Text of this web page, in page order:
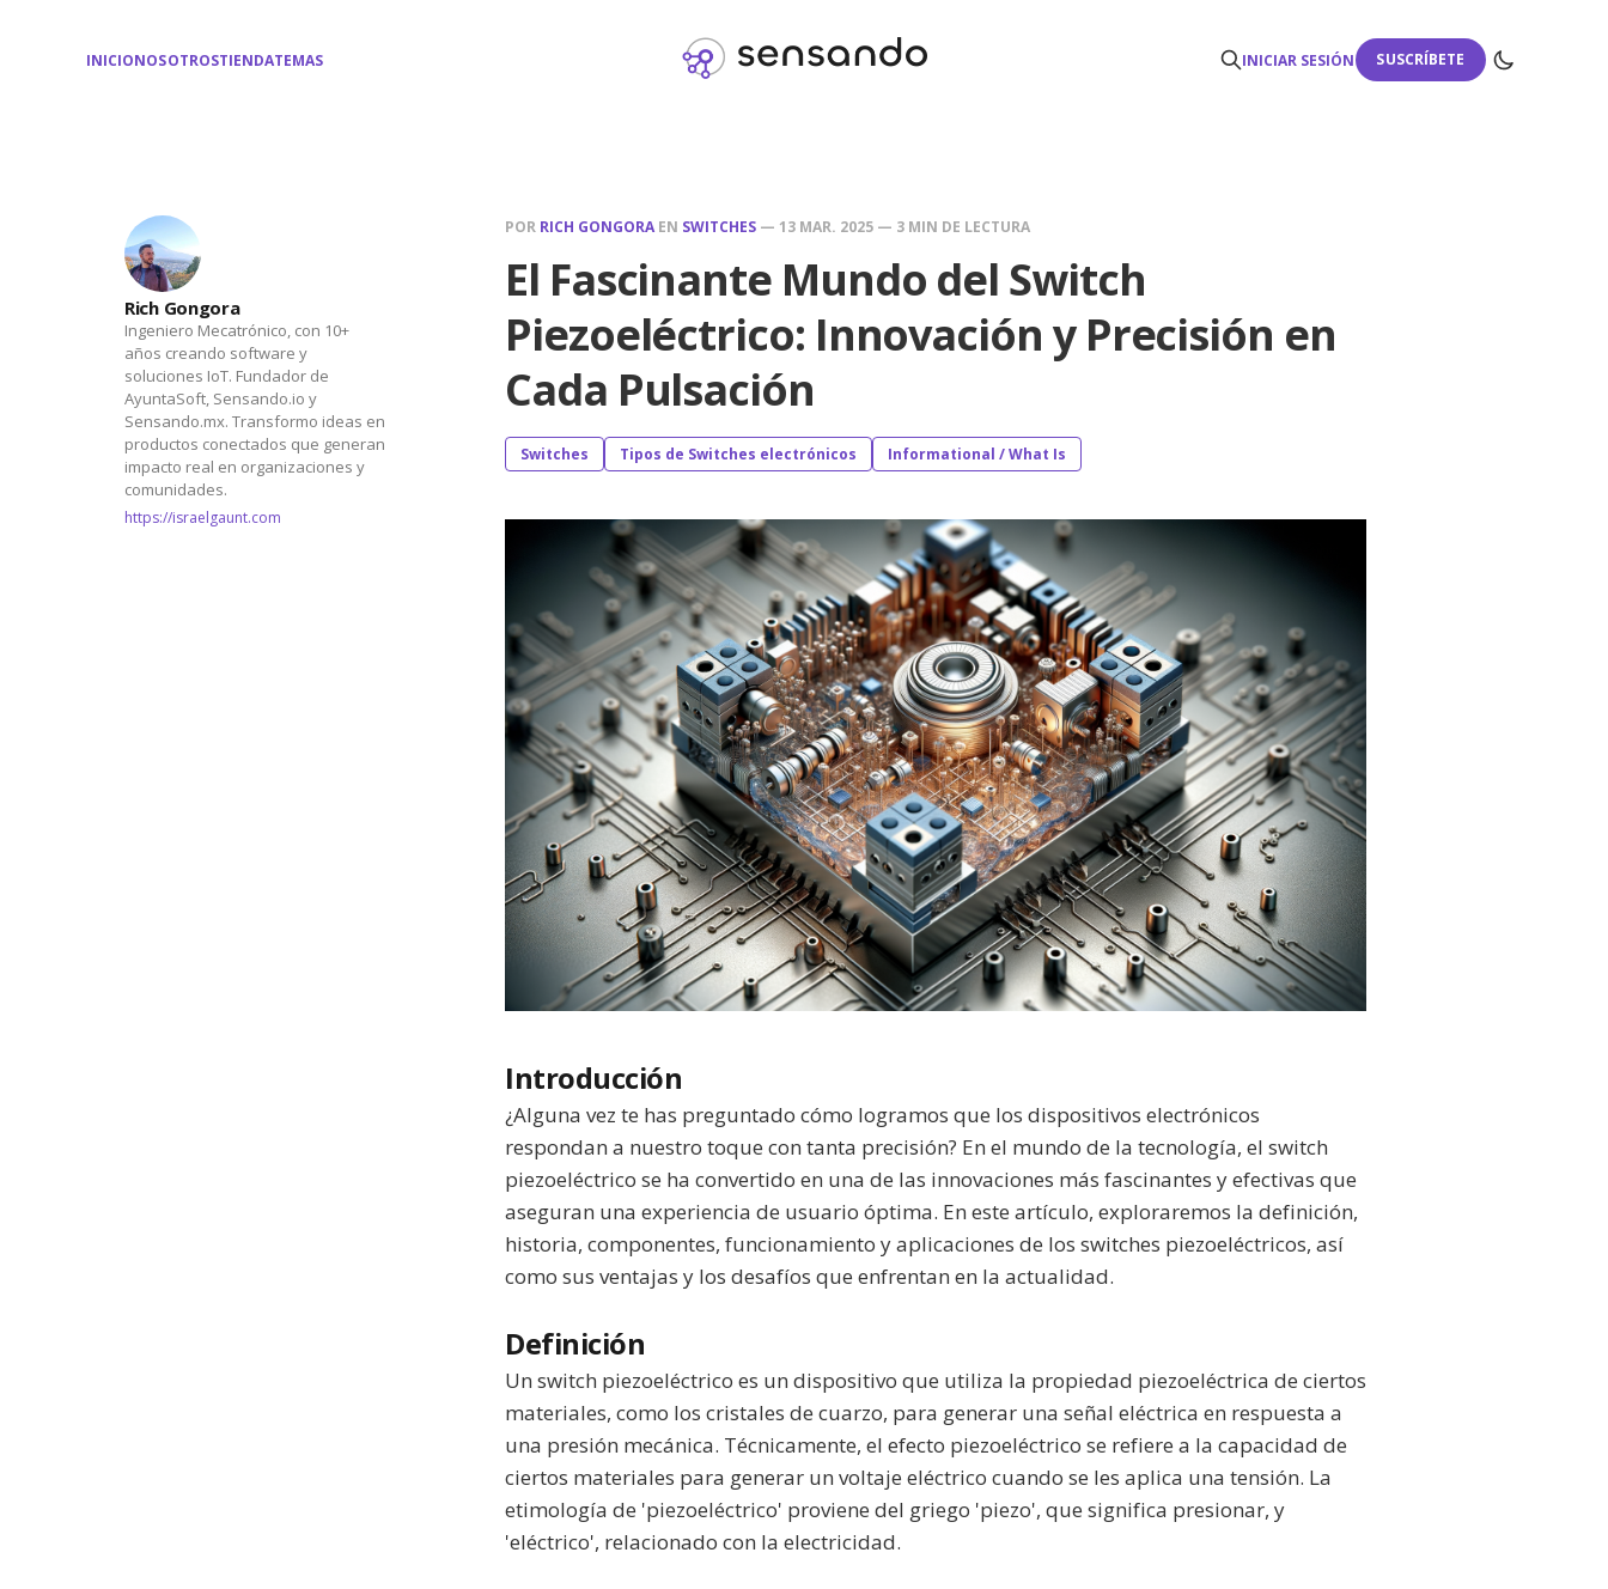
INICIONOSOTROSTIENDATEMAS INICIAR SESIÓN SUSCRÍBETE
Rich Gongora
Ingeniero Mecatrónico, con 10+
años creando software y
soluciones IoT. Fundador de
AyuntaSoft, Sensando.io y
Sensando.mx. Transformo ideas en
productos conectados que generan
impacto real en organizaciones y
comunidades.
https://israelgaunt.com
POR RICH GONGORA EN SWITCHES — 13 MAR. 2025 — 3 MIN DE LECTURA
El Fascinante Mundo del Switch
Piezoeléctrico: Innovación y Precisión en
Cada Pulsación
Switches Tipos de Switches electrónicos Informational / What Is
Introducción
¿Alguna vez te has preguntado cómo logramos que los dispositivos electrónicos
respondan a nuestro toque con tanta precisión? En el mundo de la tecnología, el switch
piezoeléctrico se ha convertido en una de las innovaciones más fascinantes y efectivas que
aseguran una experiencia de usuario óptima. En este artículo, exploraremos la definición,
historia, componentes, funcionamiento y aplicaciones de los switches piezoeléctricos, así
como sus ventajas y los desafíos que enfrentan en la actualidad.
Definición
Un switch piezoeléctrico es un dispositivo que utiliza la propiedad piezoeléctrica de ciertos
materiales, como los cristales de cuarzo, para generar una señal eléctrica en respuesta a
una presión mecánica. Técnicamente, el efecto piezoeléctrico se refiere a la capacidad de
ciertos materiales para generar un voltaje eléctrico cuando se les aplica una tensión. La
etimología de 'piezoeléctrico' proviene del griego 'piezo', que significa presionar, y
'eléctrico', relacionado con la electricidad.